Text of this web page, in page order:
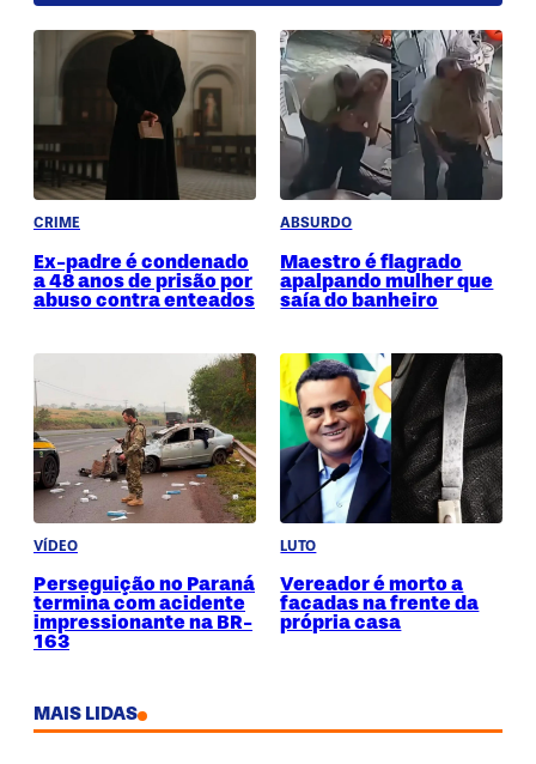
CRIME
Ex-padre é condenado
a 48 anos de prisão por
abuso contra enteados
ABSURDO
Maestro é flagrado
apalpando mulher que
saía do banheiro
VÍDEO
Perseguição no Paraná
termina com acidente
impressionante na BR-
163
LUTO
Vereador é morto a
facadas na frente da
própria casa
MAIS LIDAS